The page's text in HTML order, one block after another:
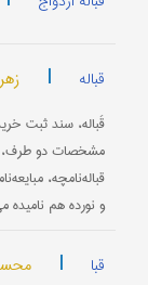
قباله |
قَباله، سند ثبت
مشخصات دو طرف،
قباله‌نامچه،
و نورده هم
قبا |